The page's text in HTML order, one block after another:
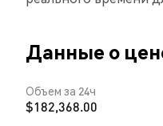
Данные о
Объем за 24ч
$182,368.00